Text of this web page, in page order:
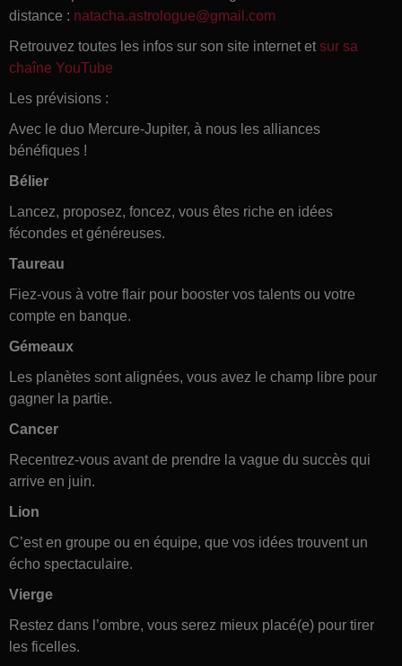
distance : natacha.astrologue@gmail.com
Retrouvez toutes les infos sur son site internet et sur sa
chaîne YouTube
Les prévisions :
Avec le duo Mercure-Jupiter, à nous les alliances
bénéfiques !
Bélier
Lancez, proposez, foncez, vous êtes riche en idées
fécondes et généreuses.
Taureau
Fiez-vous à votre flair pour booster vos talents ou votre
compte en banque.
Gémeaux
Les planètes sont alignées, vous avez le champ libre pour
gagner la partie.
Cancer
Recentrez-vous avant de prendre la vague du succès qui
arrive en juin.
Lion
C’est en groupe ou en équipe, que vos idées trouvent un
écho spectaculaire.
Vierge
Restez dans l’ombre, vous serez mieux placé(e) pour tirer
les ficelles.